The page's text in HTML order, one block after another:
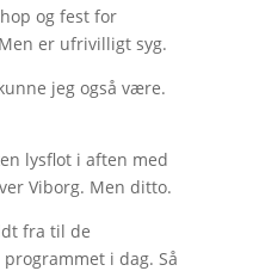
og fest for
er ufrivilligt syg.
jeg også være.
lysflot i aften med
Viborg. Men ditto.
fra til de
i dag. Så